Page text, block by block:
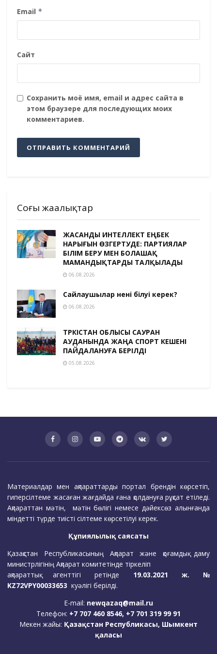
Email *
Сайт
Сохранить моё имя, email и адрес сайта в
этом браузере для последующих моих
комментариев.
Соңғы жаңалықтар
ЖАСАНДЫ ИНТЕЛЛЕКТ ЕҢБЕК
НАРЫҒЫН ӨЗГЕРТУДЕ: ПАРТИЯЛАР
БІЛІМ БЕРУ МЕН БОЛАШАҚ
МАМАНДЫҚТАРДЫ ТАЛҚЫЛАДЫ
06.08.2026
Сайлаушылар нені білуі керек?
06.08.2026
ТҮРКІСТАН ОБЛЫСЫ САУРАН
АУДАНЫНДА ЖАҢА СПОРТ КЕШЕНІ
ПАЙДАЛАНУҒА БЕРІЛДІ
05.08.2026
Материалдар мен ақпараттарды портал брендін көрсетіп,
гиперсілтеме жасаған жағдайда ғана қолдануға рұқсат етіледі.
Ақпараттан мәтін, мәтін бөлігі немесе дәйексөз алынғанда
міндетті түрде тиісті сілтеме көрсетілуі керек.
Құпиялылық саясаты
Қазақстан Республикасының Ақпарат және қоғамдық даму
министрлігінің Ақпарат комитетінде тіркеліп
ақпараттық агенттігі ретінде 19.03.2021 ж. №
KZ72VPY00033653 куәлігі берілді.
E-mail: newqazaq@mail.ru
Телефон: +7 707 460 8546, +7 701 319 99 91
Мекен жайы: Қазақстан Республикасы, Шымкент
қаласы